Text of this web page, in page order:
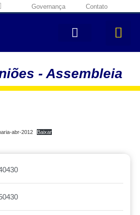
de ferramentas
Governança Contato
- Assembleia
abr-2012 Baixar